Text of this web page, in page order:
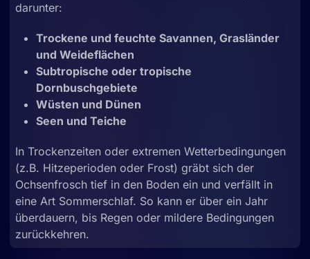
darunter:
Trockene und feuchte Savannen, Grasländer
und Weideflächen
Subtropische oder tropische
Dornbuschgebiete
Wüsten und Dünen
Seen und Teiche
In Trockenzeiten oder extremen Wetterbedingungen
(z.B. Hitzeperioden oder Frost) gräbt sich der
Ochsenfrosch tief in den Boden ein und verfällt in
eine Art Sommerschlaf. So kann er über ein Jahr
überdauern, bis Regen oder mildere Bedingungen
zurückkehren.